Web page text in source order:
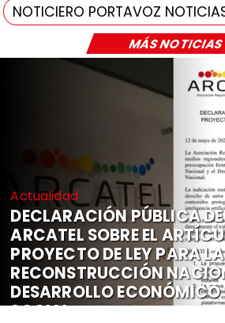
MÁS NOTICIAS
NOTICIERO PORTAVOZ
Actualidad
DECLARACIÓN PÚBLICA DE
ARCATEL SOBRE EL
PROYECTO DE LEY PARA LA
RECONSTRUCCIÓN
DESARROLLO ECONÓMICO
SOCIAL